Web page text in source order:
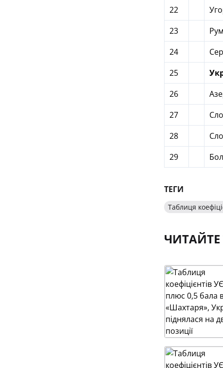
22
23
24
25
26
27
28
29
ТЕГИ
Таблиця